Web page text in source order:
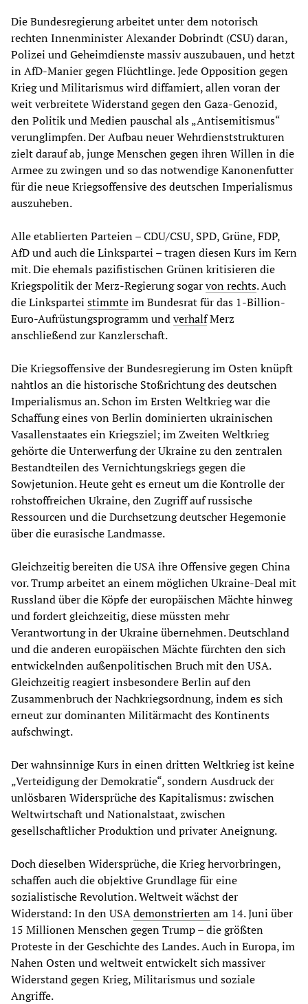
Die Bundesregierung arbeitet unter dem notorisch
rechten Innenminister Alexander Dobrindt (CSU) daran,
Polizei und Geheimdienste massiv auszubauen, und hetzt
in AfD-Manier gegen Flüchtlinge. Jede Opposition gegen
Krieg und Militarismus wird diffamiert, allen voran der
weit verbreitete Widerstand gegen den Gaza-Genozid,
den Politik und Medien pauschal als „Antisemitismus“
verunglimpfen. Der Aufbau neuer Wehrdienststrukturen
zielt darauf ab, junge Menschen gegen ihren Willen in die
Armee zu zwingen und so das notwendige Kanonenfutter
für die neue Kriegsoffensive des deutschen Imperialismus
auszuheben.
Alle etablierten Parteien – CDU/CSU, SPD, Grüne, FDP,
AfD und auch die Linkspartei – tragen diesen Kurs im Kern
mit. Die ehemals pazifistischen Grünen kritisieren die
Kriegspolitik der Merz-Regierung sogarvon rechts. Auch
die Linkspartei stimmteim Bundesrat für das 1-Billion-
Euro-Aufrüstungsprogramm undverhalfMerz
anschließend zur Kanzlerschaft.
Die Kriegsoffensive der Bundesregierung im Osten knüpft
nahtlos an die historische Stoßrichtung des deutschen
Imperialismus an. Schon im Ersten Weltkrieg war die
Schaffung eines von Berlin dominierten ukrainischen
Vasallenstaates ein Kriegsziel; im Zweiten Weltkrieg
gehörte die Unterwerfung der Ukraine zu den zentralen
Bestandteilen des Vernichtungskriegs gegen die
Sowjetunion. Heute geht es erneut um die Kontrolle der
rohstoffreichen Ukraine, den Zugriff auf russische
Ressourcen und die Durchsetzung deutscher Hegemonie
über die eurasische Landmasse.
Gleichzeitig bereiten die USA ihre Offensive gegen China
vor. Trump arbeitet an einem möglichen Ukraine-Deal mit
Russland über die Köpfe der europäischen Mächte hinweg
und fordert gleichzeitig, diese müssten mehr
Verantwortung in der Ukraine übernehmen. Deutschland
und die anderen europäischen Mächte fürchten den sich
entwickelnden außenpolitischen Bruch mit den USA.
Gleichzeitig reagiert insbesondere Berlin auf den
Zusammenbruch der Nachkriegsordnung, indem es sich
erneut zur dominanten Militärmacht des Kontinents
aufschwingt.
Der wahnsinnige Kurs in einen dritten Weltkrieg ist keine
„Verteidigung der Demokratie“, sondern Ausdruck der
unlösbaren Widersprüche des Kapitalismus: zwischen
Weltwirtschaft und Nationalstaat, zwischen
gesellschaftlicher Produktion und privater Aneignung.
Doch dieselben Widersprüche, die Krieg hervorbringen,
schaffen auch die objektive Grundlage für eine
sozialistische Revolution. Weltweit wächst der
Widerstand: In den USAdemonstriertenam 14. Juni über
15 Millionen Menschen gegen Trump – die größten
Proteste in der Geschichte des Landes. Auch in Europa, im
Nahen Osten und weltweit entwickelt sich massiver
Widerstand gegen Krieg, Militarismus und soziale
Angriffe.